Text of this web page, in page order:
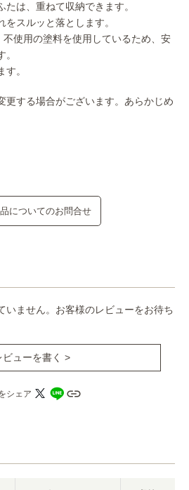
は、重ねて収納できます。
スルッと落とします。
使用の塗料を使用しているため、安
。
する場合がございます。あらかじめ
についてのお問合せ
いません。お客様のレビューをお待ち
ビューを書く >
シェア